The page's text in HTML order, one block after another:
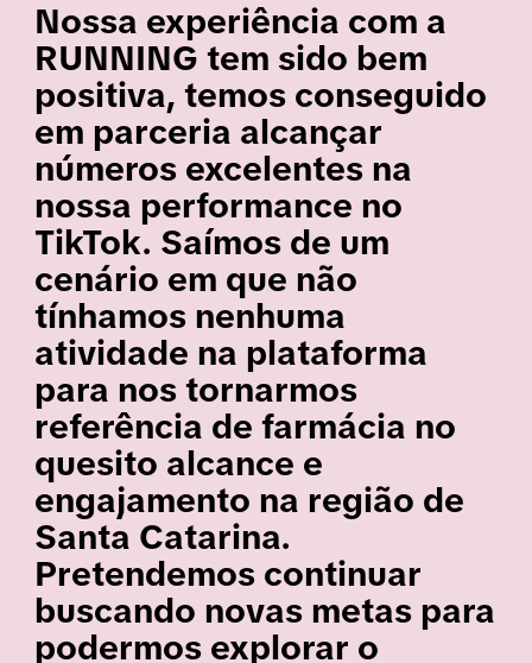
Nossa experiência com a
RUNNING tem sido bem
positiva, temos conseguido
em parceria alcançar
números excelentes na
nossa performance no
TikTok. Saímos de um
cenário em que não
tínhamos nenhuma
atividade na plataforma
para nos tornarmos
referência de farmácia no
quesito alcance e
engajamento na região de
Santa Catarina.
Pretendemos continuar
buscando novas metas para
podermos explorar o